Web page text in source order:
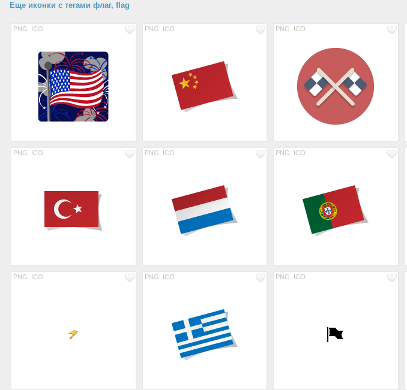
Еще иконки с тегами флаг, flag
PNG ICO PNG ICO PNG ICO
PNG ICO PNG ICO PNG ICO
PNG ICO PNG ICO PNG ICO